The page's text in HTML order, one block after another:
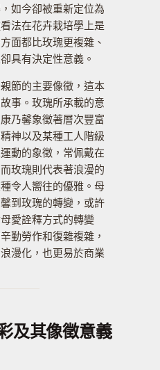
如今卻被重新定位為
法在花卉栽培學上是
面都比玫瑰更複雜、
具有決定性意義。
節的主要像徵，這本
事。玫瑰所承載的意
乃馨象徵著層次豐富
神以及某種工人階級
動的象徵，常佩戴在
玫瑰則代表著浪漫的
令人嚮往的優雅。母
到玫瑰的轉變，或許
愛詮釋方式的轉變
勤勞作和復雜複雜，
漫化，也更易於商業
及其像徵意義